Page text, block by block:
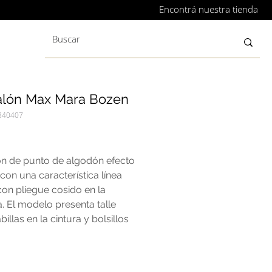
Encontrá nuestra tienda
Max Mara Bozen
de punto de algodón efecto
una característica línea
pliegue cosido en la
El modelo presenta talle
en la cintura y bolsillos